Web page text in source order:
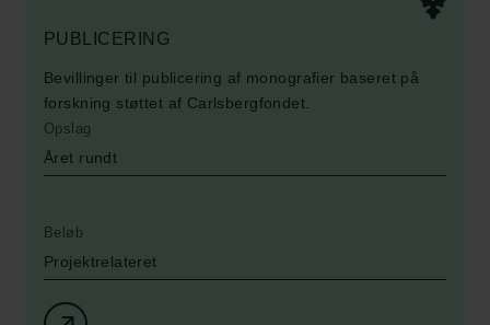
PUBLICERING
Bevillinger til publicering af monografier baseret på
forskning støttet af Carlsbergfondet.
Opslag
Året rundt
Beløb
Projektrelateret